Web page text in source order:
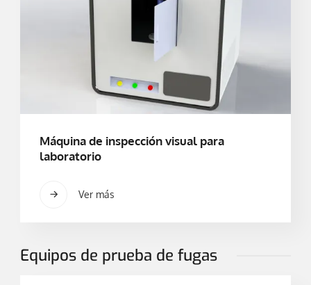
Máquina de inspección visual para
laboratorio
Ver más
Equipos de prueba de fugas